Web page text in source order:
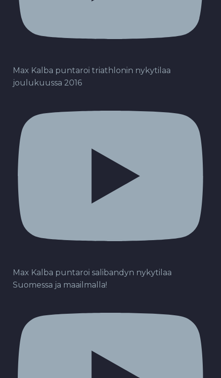
Max Kalba puntaroi triathlonin nykytilaa
joulukuussa 2016
Max Kalba puntaroi salibandyn nykytilaa
Suomessa ja maailmalla!